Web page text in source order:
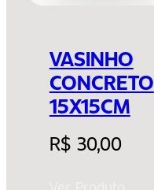
VASINHO
CONCRETO
15X15CM
R$30,00